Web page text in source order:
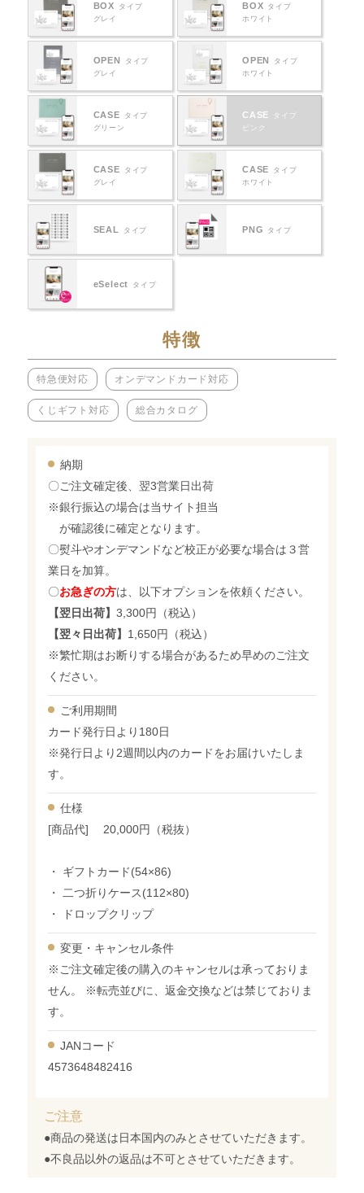
BOX
タイプ
グレイ
BOX タイプ
ホワイト
OPEN
タイプ
グレイ
OPEN
タイプ
ホワイト
CASE
タイプ
グリーン
CASE
タイプ
ピンク
CASE
タイプ
グレイ
CASE
タイプ
ホワイト
SEAL タイプ PNG タイプ
eSelect タイプ
特徴
特急便対応 オンデマンドカード対応
くじギフト対応 総合カタログ
納期
〇ご注文確定後、翌3営業日出荷
※銀行振込の場合は当サイト担当
が確認後に確定となります。
〇熨斗やオンデマンドなど校正が必要な場合は３営
業日を加算。
〇お急ぎの方は、以下オプションを依頼ください。
【翌日出荷】3,300円（税込）
【翌々日出荷】 1,650円（税込）
※繁忙期はお断りする場合があるため早めのご注文
ください。
ご利用期間
カード発行日より180日
※発行日より2週間以内のカードをお届けいたしま
す。
仕様
[商品代] 20,000円（税抜）
・ ギフトカード(54×86)
・ 二つ折りケース(112×80)
・ ドロップクリップ
変更・ キャンセル条件
※ご注文確定後の購入のキャンセルは承っておりま
せん。 ※転売並びに、返金交換などは禁じておりま
す。
JANコード
4573648482416
ご注意
●商品の発送は日本国内のみとさせていただきます。
●不良品以外の返品は不可とさせていただきます。